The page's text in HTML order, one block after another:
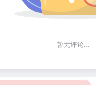
暂无评论...